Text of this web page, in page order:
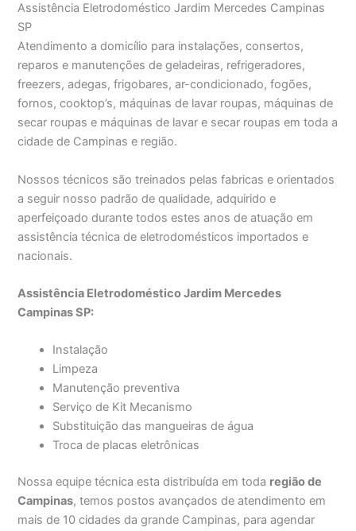
Assistência Eletrodoméstico Jardim Mercedes Campinas
SP
Atendimento a domicílio para instalações, consertos,
reparos e manutenções de geladeiras, refrigeradores,
freezers, adegas, frigobares, ar-condicionado, fogões,
fornos, cooktop’s, máquinas de lavar roupas, máquinas de
secar roupas e máquinas de lavar e secar roupas em toda a
cidade de Campinas e região.
Nossos técnicos são treinados pelas fabricas e orientados
a seguir nosso padrão de qualidade, adquirido e
aperfeiçoado durante todos estes anos de atuação em
assistência técnica de eletrodomésticos importados e
nacionais.
Assistência Eletrodoméstico Jardim Mercedes
Campinas SP:
Instalação
Limpeza
Manutenção preventiva
Serviço de Kit Mecanismo
Substituição das mangueiras de água
Troca de placas eletrônicas
Nossa equipe técnica esta distribuída em toda região de
Campinas, temos postos avançados de atendimento em
mais de 10 cidades da grande Campinas, para agendar